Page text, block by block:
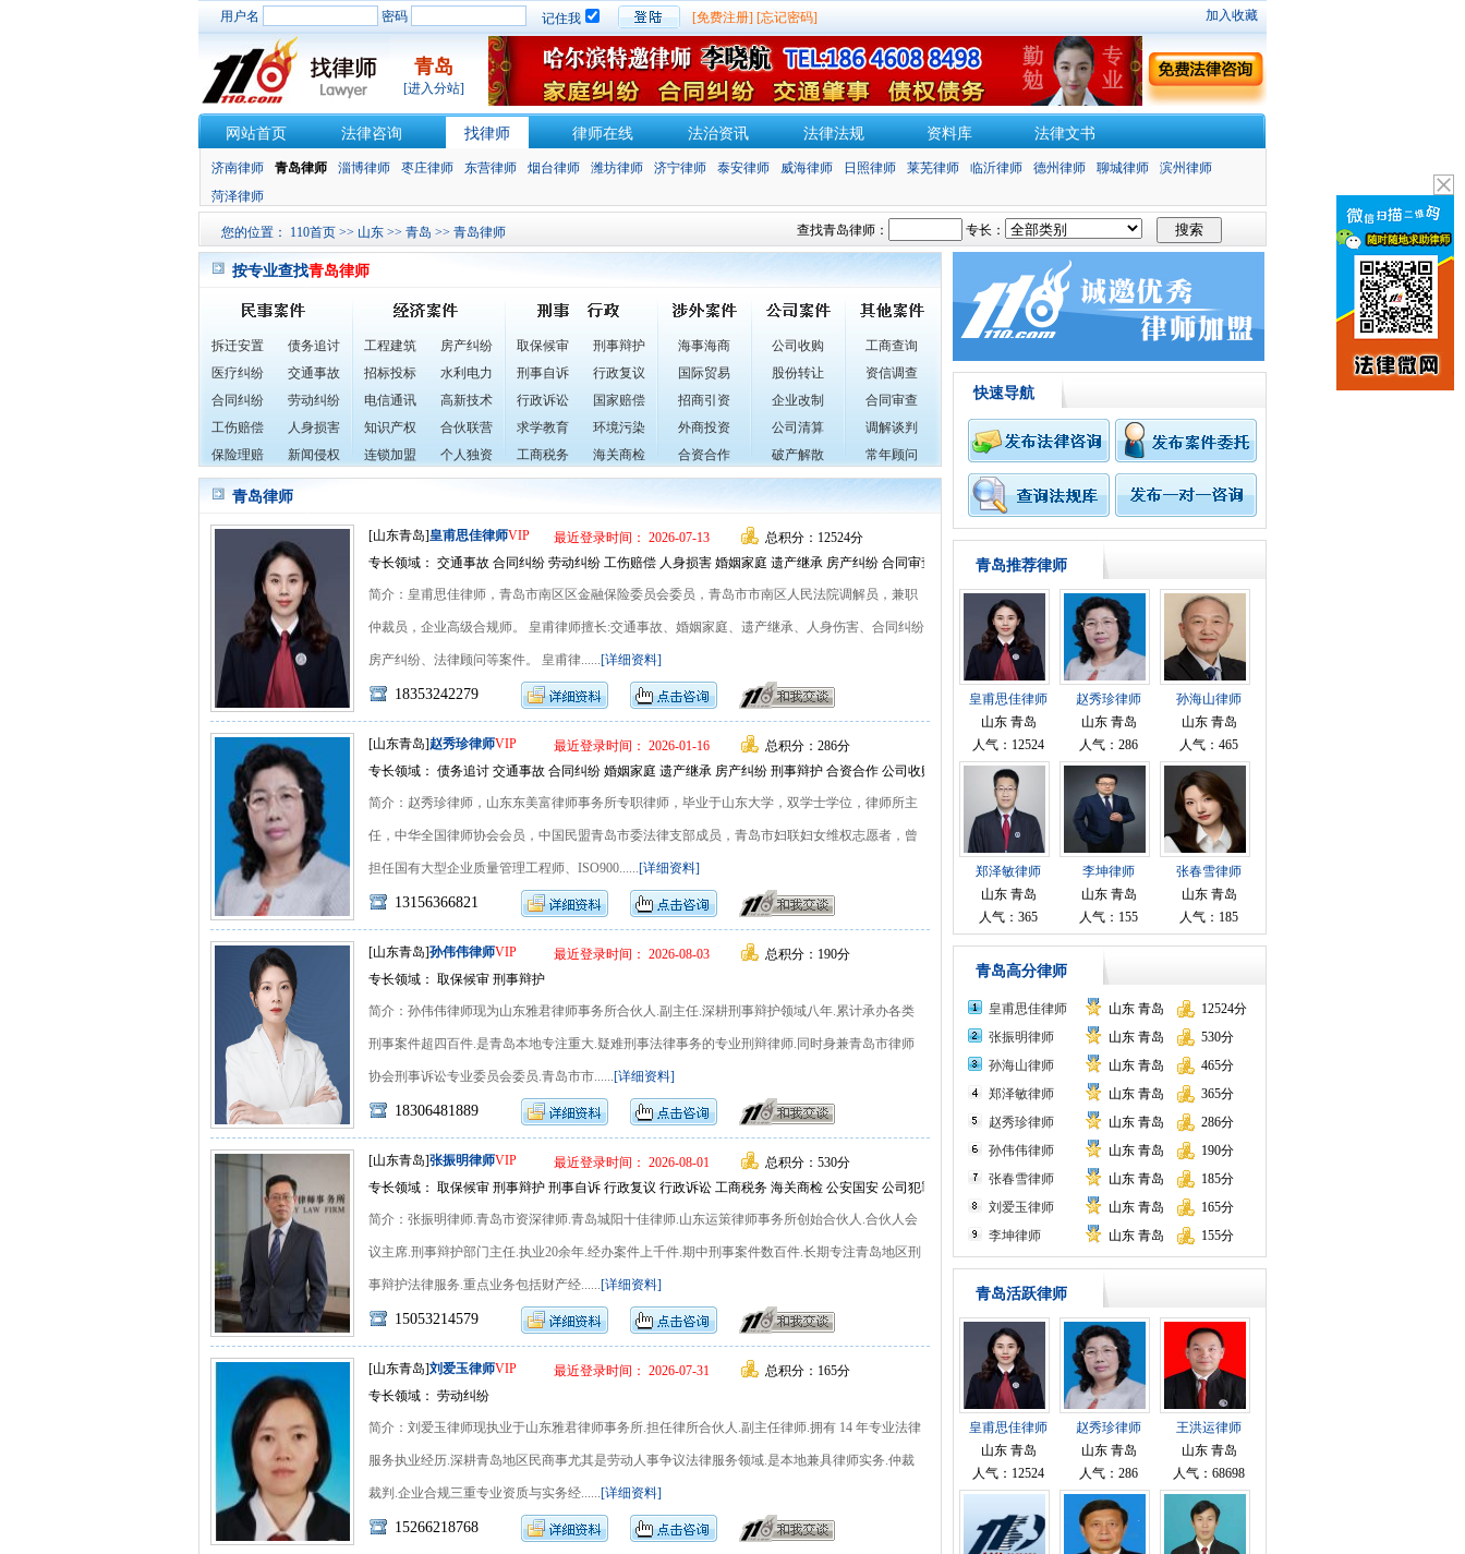
用户名 密码 记住我 [免费注册] [忘记密码] 加入收藏
青岛
[进入分站]
网站首页 法律咨询 找律师 律师在线 法治资讯 法律法规 资料库 法律文书
济南律师 青岛律师 淄博律师 枣庄律师 东营律师 烟台律师 潍坊律师 济宁律师 泰安律师 威海律师 日照律师 莱芜律师 临沂律师 德州律师 聊城律师
滨州律师
菏泽律师
您的位置： 110首页 >> 山东 >> 青岛 >> 青岛律师 查找青岛律师： 专长：
按专业查找青岛律师
拆迁安置
债务追讨
医疗纠纷
交通事故
合同纠纷
劳动纠纷
工伤赔偿
人身损害
保险理赔
新闻侵权
工程建筑
房产纠纷
招标投标
水利电力
电信通讯
高新技术
知识产权
合伙联营
连锁加盟
个人独资
取保候审
刑事辩护
刑事自诉
行政复议
行政诉讼
国家赔偿
求学教育
环境污染
工商税务
海关商检
海事海商
国际贸易
招商引资
外商投资
合资合作
公司收购
股份转让
企业改制
公司清算
破产解散
工商查询
资信调查
合同审查
调解谈判
常年顾问
青岛律师
[山东青岛]皇甫思佳律师VIP 最近登录时间： 2026-07-13
总积分：12524分
专长领域： 交通事故 合同纠纷 劳动纠纷 工伤赔偿 人身损害 婚姻家庭 遗产继承 房产纠纷 合同审查 常年顾问
简介：皇甫思佳律师，青岛市南区区金融保险委员会委员，青岛市市南区人民法院调解员，兼职
仲裁员，企业高级合规师。 皇甫律师擅长:交通事故、婚姻家庭、遗产继承、人身伤害、合同纠纷
房产纠纷、法律顾问等案件。 皇甫律......[详细资料]
18353242279
[山东青岛]赵秀珍律师VIP 最近登录时间： 2026-01-16
总积分：286分
专长领域： 债务追讨 交通事故 合同纠纷 婚姻家庭 遗产继承 房产纠纷 刑事辩护 合资合作 公司收购 股份转让
简介：赵秀珍律师，山东东美富律师事务所专职律师，毕业于山东大学，双学士学位，律师所主
任，中华全国律师协会会员，中国民盟青岛市委法律支部成员，青岛市妇联妇女维权志愿者，曾
担任国有大型企业质量管理工程师、ISO900......[详细资料]
13156366821
[山东青岛]孙伟伟律师VIP 最近登录时间： 2026-08-03
总积分：190分
专长领域： 取保候审 刑事辩护
简介：孙伟伟律师现为山东雅君律师事务所合伙人.副主任.深耕刑事辩护领域八年.累计承办各类
刑事案件超四百件.是青岛本地专注重大.疑难刑事法律事务的专业刑辩律师.同时身兼青岛市律师
协会刑事诉讼专业委员会委员.青岛市市......[详细资料]
18306481889
[山东青岛]张振明律师VIP 最近登录时间： 2026-08-01
总积分：530分
专长领域： 取保候审 刑事辩护 刑事自诉 行政复议 行政诉讼 工商税务 海关商检 公安国安 公司犯罪 海事海商
简介：张振明律师.青岛市资深律师.青岛城阳十佳律师.山东运策律师事务所创始合伙人.合伙人会
议主席.刑事辩护部门主任.执业20余年.经办案件上千件.期中刑事案件数百件.长期专注青岛地区刑
事辩护法律服务.重点业务包括财产经......[详细资料]
15053214579
[山东青岛]刘爱玉律师VIP 最近登录时间： 2026-07-31
总积分：165分
专长领域： 劳动纠纷
简介：刘爱玉律师现执业于山东雅君律师事务所.担任律所合伙人.副主任律师.拥有 14 年专业法律
服务执业经历.深耕青岛地区民商事尤其是劳动人事争议法律服务领域.是本地兼具律师实务.仲裁
裁判.企业合规三重专业资质与实务经......[详细资料]
15266218768
快速导航
青岛推荐律师
皇甫思佳律师
山东 青岛
人气：12524
赵秀珍律师
山东 青岛
人气：286
孙海山律师
山东 青岛
人气：465
郑泽敏律师
山东 青岛
人气：365
李坤律师
山东 青岛
人气：155
张春雪律师
山东 青岛
人气：185
青岛高分律师
皇甫思佳律师 山东 青岛
12524分
张振明律师
山东 青岛
530分
孙海山律师
山东 青岛
465分
郑泽敏律师
山东 青岛
365分
赵秀珍律师
山东 青岛
286分
孙伟伟律师
山东 青岛
190分
张春雪律师
山东 青岛
185分
刘爱玉律师
山东 青岛
165分
李坤律师
山东 青岛 155分
青岛活跃律师
皇甫思佳律师
山东 青岛
人气：12524
赵秀珍律师
山东 青岛
人气：286
王洪运律师
山东 青岛
人气：68698